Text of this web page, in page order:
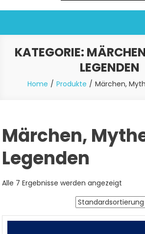
KATEGORIE:
LEGENDEN
Home Produkte Märchen,
Märchen,
Legenden
Alle 7 Ergebnisse werden angezeigt